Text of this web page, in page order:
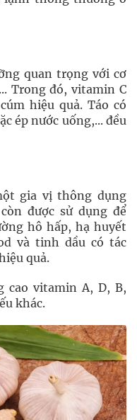
quan trọng với cơ
Trong đó, vitamin C
hiệu quả. Táo có
ép nước uống,... đều
gia vị thông dụng
được sử dụng để
hô hấp, hạ huyết
và tinh dầu có tác
quả.
cao vitamin A, D, B,
khác.